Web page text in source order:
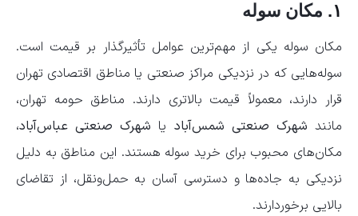
۱. مکان سوله
مکان سوله یکی از مهم‌ترین عوامل تأثیرگذار بر قیمت است.
سوله‌هایی که در نزدیکی مراکز صنعتی یا مناطق اقتصادی تهران
قرار دارند، معمولاً قیمت بالاتری دارند. مناطق حومه تهران،
مانند شهرک صنعتی شمس‌آباد یا شهرک صنعتی عباس‌آباد،
مکان‌های محبوب برای خرید سوله هستند. این مناطق به دلیل
نزدیکی به جاده‌ها و دسترسی آسان به حمل‌ونقل، از تقاضای
بالایی برخوردارند.